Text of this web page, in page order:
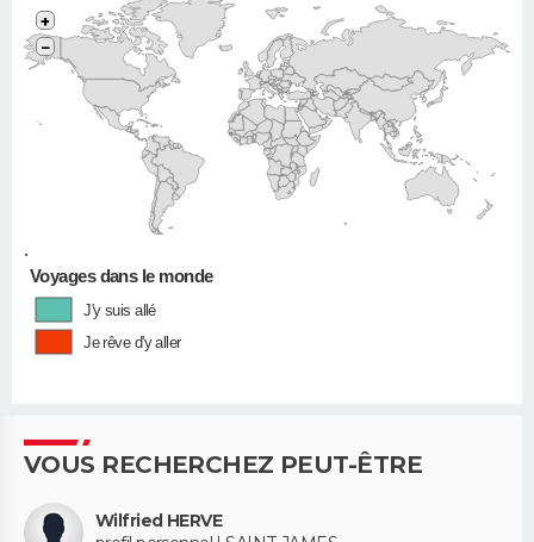
•
+
−
Voyages dans le monde
J'y suis allé
Je rêve d'y aller
VOUS RECHERCHEZ PEUT-ÊTRE
Wilfried HERVE